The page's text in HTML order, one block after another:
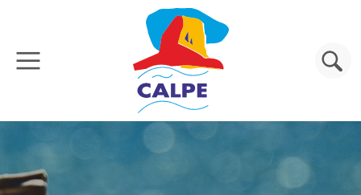
Aller au contenu principal
Rechercher